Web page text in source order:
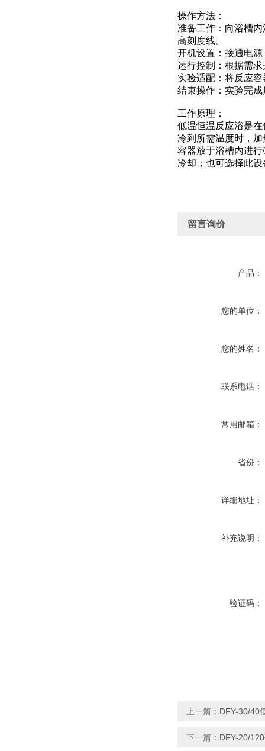
操作方法：
准备工作：向浴槽
高刻度线。
开机设置：接通电
运行控制：根据需
实验适配：将反应
结束操作：实验完
工作原理：
低温恒温反应浴是
冷到所需温度时，
容器放于浴槽内进
冷却；也可选择此
留言询价
产品：
您的单位：
您的姓名：
联系电话：
常用邮箱：
省份：
详细地址：
补充说明：
验证码：
上一篇： DFY-30/40
下一篇： DFY-20/